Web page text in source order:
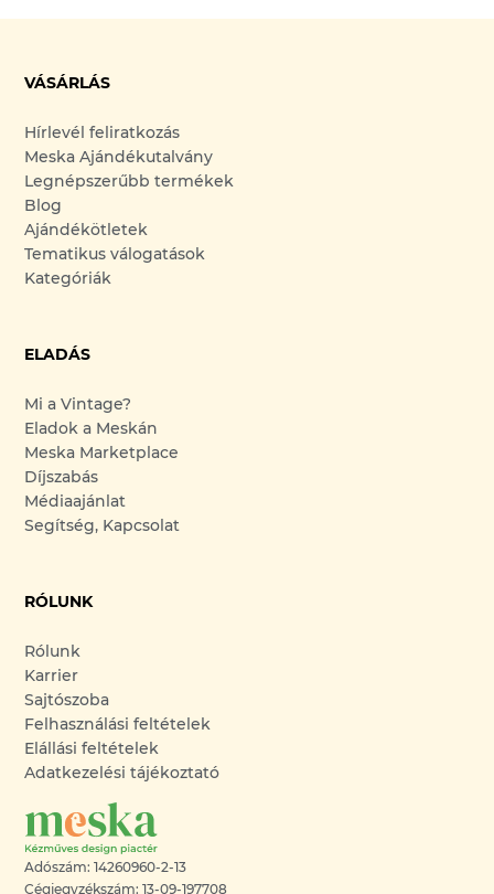
VÁSÁRLÁS
Hírlevél feliratkozás
Meska Ajándékutalvány
Legnépszerűbb termékek
Blog
Ajándékötletek
Tematikus válogatások
Kategóriák
ELADÁS
Mi a Vintage?
Eladok a Meskán
Meska Marketplace
Díjszabás
Médiaajánlat
Segítség, Kapcsolat
RÓLUNK
Rólunk
Karrier
Sajtószoba
Felhasználási feltételek
Elállási feltételek
Adatkezelési tájékoztató
Adószám: 14260960-2-13
Cégjegyzékszám: 13-09-197708